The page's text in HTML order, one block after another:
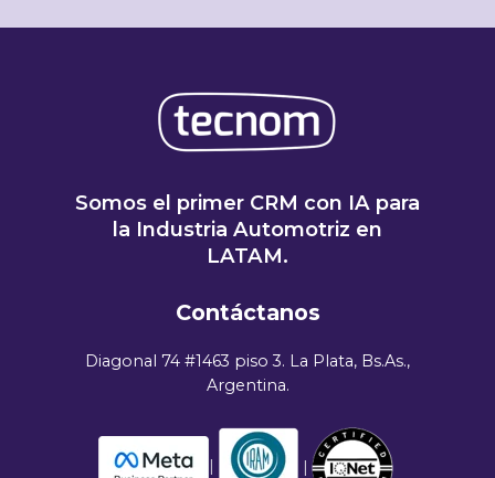
Somos el primer CRM con IA para
la Industria Automotriz en
LATAM.
Contáctanos
Diagonal 74 #1463 piso 3. La Plata, Bs.As.,
Argentina.
|